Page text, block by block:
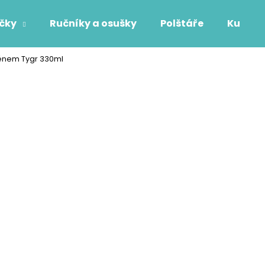
Ručníky a osušky Polštáře
Tygr 330ml
Co potřebujete najít?